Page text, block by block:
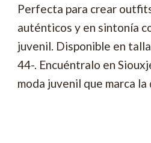
Perfecta para crear
auténticos y en sintonía
juvenil. Disponible en
44-. Encuéntralo en
moda juvenil que marca